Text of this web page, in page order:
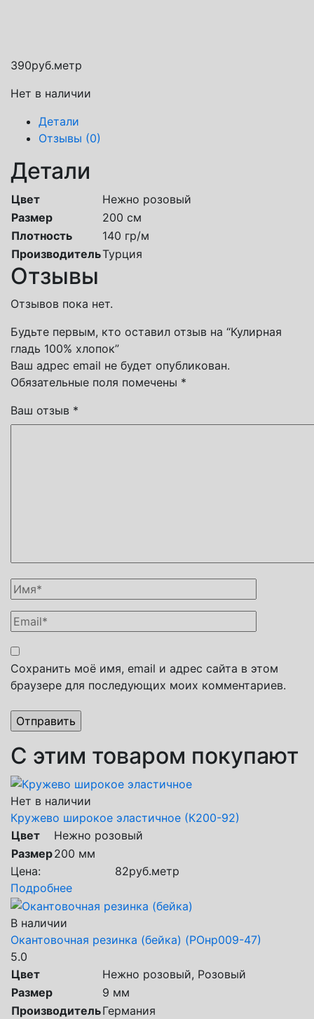
390руб.метр
Нет в наличии
Детали
Отзывы (0)
Детали
Цвет
Нежно розовый
Размер
200 см
Плотность
140 гр/м
ПроизводительТурция
Отзывы
Отзывов пока нет.
Будьте первым, кто оставил отзыв на “Кулирная
гладь 100% хлопок”
Ваш адрес email не будет опубликован.
Обязательные поля помечены *
Ваш отзыв *
Сохранить моё имя, email и адрес сайта в этом
браузере для последующих моих комментариев.
С этим товаром покупают
Нет в наличии
Кружево широкое эластичное (К200-92)
Цвет
Нежно розовый
Размер200 мм
Цена:
82руб.метр
Подробнее
В наличии
Окантовочная резинка (бейка) (РОнр009-47)
5.0
Цвет
Нежно розовый, Розовый
Размер
9 мм
ПроизводительГермания